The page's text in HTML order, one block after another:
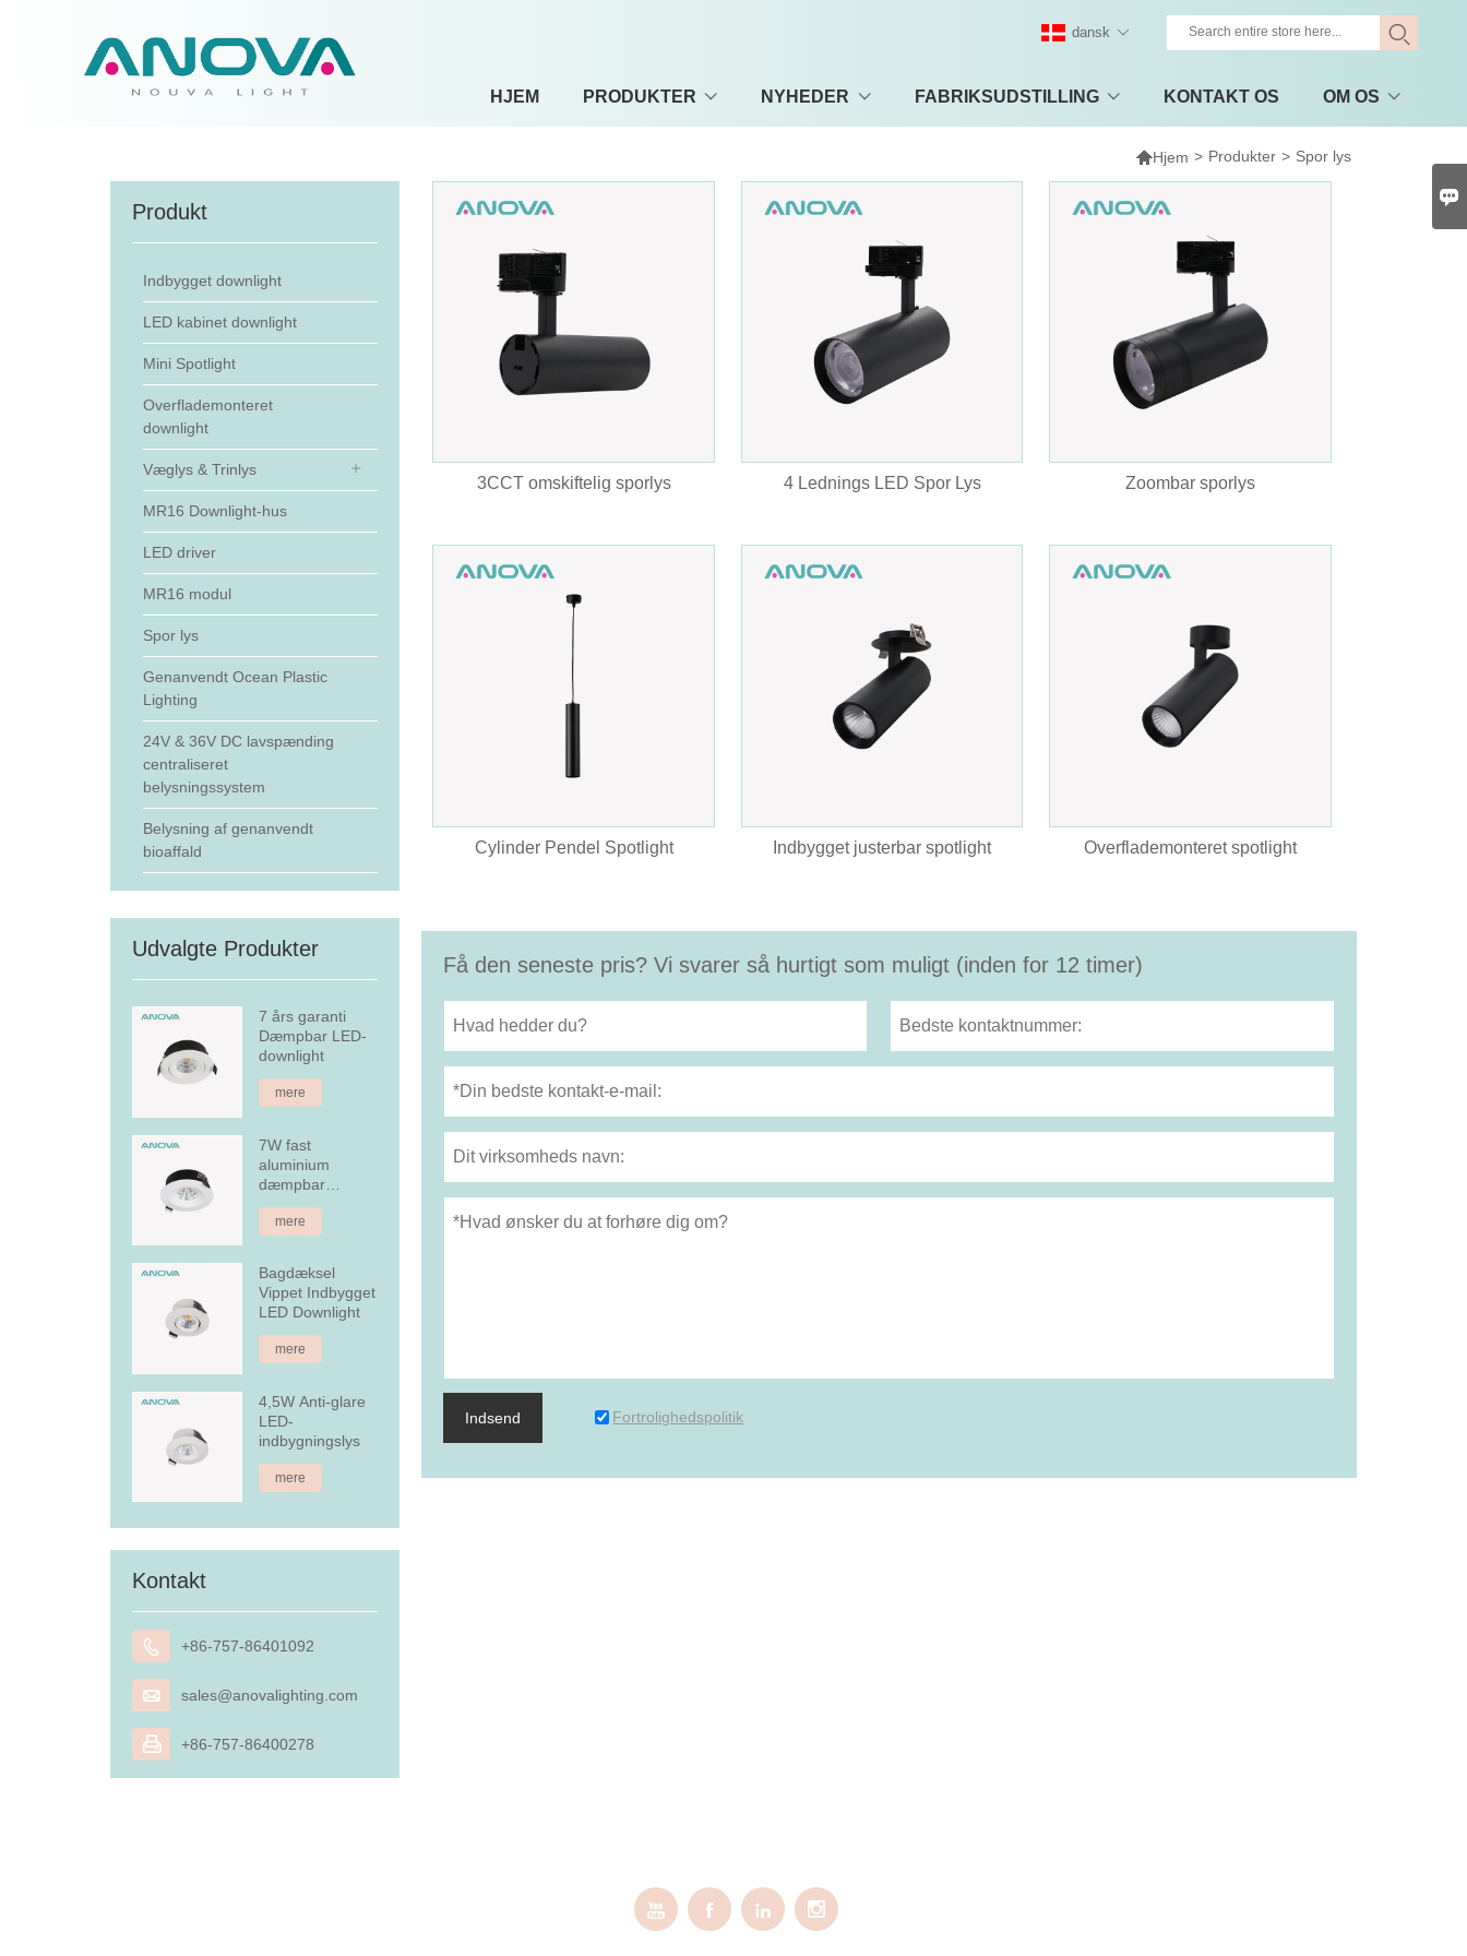
HJEM PRODUKTER NYHEDER FABRIKSUDSTILLING KONTAKT OS OM OS
dansk
Hjem > Produkter > Spor lys
Produkt
Indbygget downlight
LED kabinet downlight
Mini Spotlight
Overflademonteret
downlight
Væglys & Trinlys
MR16 Downlight-hus
LED driver
MR16 modul
Spor lys
Genanvendt Ocean Plastic
Lighting
24V & 36V DC lavspænding
centraliseret
belysningssystem
Belysning af genanvendt
bioaffald
Udvalgte Produkter
7 års garanti
Dæmpbar LED-
downlight
mere
7W fast
aluminium
dæmpbar
forsænket LED
downlight
mere
Bagdæksel
Vippet Indbygget
LED Downlight
mere
4,5W Anti-glare
LED-
indbygningslys
mere
Kontakt
 +86-757-86401092
 sales@anovalighting.com
 +86-757-86400278
3CCT omskiftelig sporlys 4 Lednings LED Spor Lys Zoombar sporlys
Cylinder Pendel Spotlight Indbygget justerbar spotlight Overflademonteret spotlight
Få den seneste pris? Vi svarer så hurtigt som muligt (inden for 12 timer)
Indsend Fortrolighedspolitik
   
